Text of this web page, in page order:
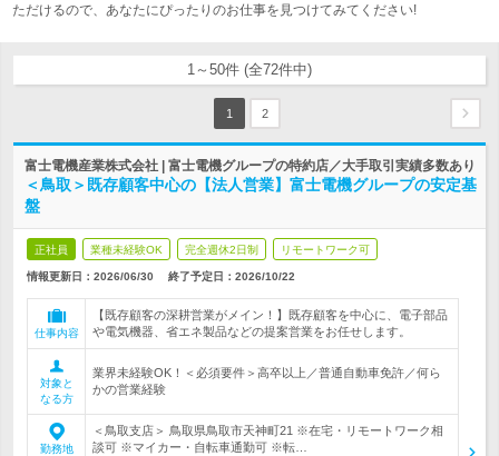
ただけるので、あなたにぴったりのお仕事を見つけてみてください!
1～50件 (全72件中)
1 2
富士電機産業株式会社 | 富士電機グループの特約店／大手取引実績多数あり
＜鳥取＞既存顧客中心の【法人営業】富士電機グループの安定基
盤
正社員 業種未経験OK 完全週休2日制 リモートワーク可
情報更新日：2026/06/30 終了予定日： 2026/10/22
仕事内容
【既存顧客の深耕営業がメイン！】既存顧客を中心に、電子部品
や電気機器、省エネ製品などの提案営業をお任せします。
対象と
なる方
業界未経験OK！＜必須要件＞高卒以上／普通自動車免許／何ら
かの営業経験
勤務地
＜鳥取支店＞ 鳥取県鳥取市天神町21 ※在宅・リモートワーク相
談可 ※マイカー・自転車通勤可 ※転…